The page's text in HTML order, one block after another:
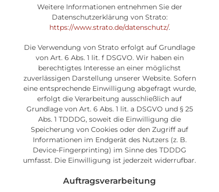
Weitere Informationen entnehmen Sie der
Datenschutzerklärung von Strato:
https://www.strato.de/datenschutz/.
Die Verwendung von Strato erfolgt auf Grundlage
von Art. 6 Abs. 1 lit. f DSGVO. Wir haben ein
berechtigtes Interesse an einer möglichst
zuverlässigen Darstellung unserer Website. Sofern
eine entsprechende Einwilligung abgefragt wurde,
erfolgt die Verarbeitung ausschließlich auf
Grundlage von Art. 6 Abs. 1 lit. a DSGVO und § 25
Abs. 1 TDDDG, soweit die Einwilligung die
Speicherung von Cookies oder den Zugriff auf
Informationen im Endgerät des Nutzers (z. B.
Device-Fingerprinting) im Sinne des TDDDG
umfasst. Die Einwilligung ist jederzeit widerrufbar.
Auftragsverarbeitung